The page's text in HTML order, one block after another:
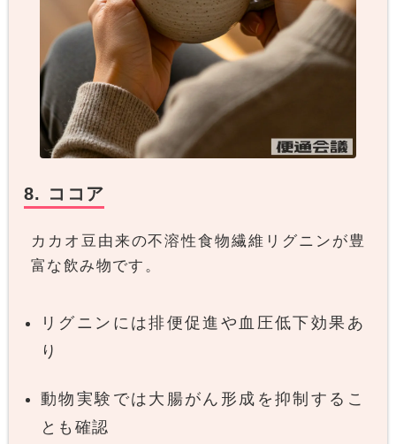
8. ココア
カカオ豆由来の不溶性食物繊維リグニンが豊
富な飲み物です。
リグニンには排便促進や血圧低下効果あ
り
動物実験では大腸がん形成を抑制するこ
とも確認